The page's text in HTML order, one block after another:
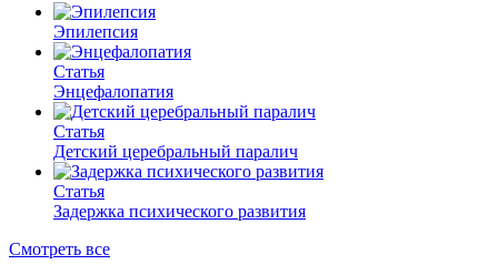
Эпилепсия
Статья
Энцефалопатия
Статья
Детский церебральный паралич
Статья
Задержка психического развития
Смотреть все